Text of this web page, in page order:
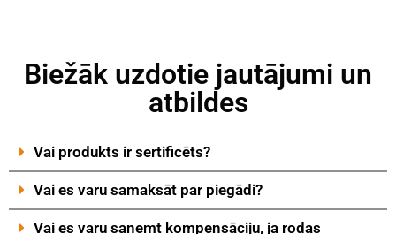
Biežāk uzdotie jautājumi un
atbildes
Vai produkts ir sertificēts?
Vai es varu samaksāt par piegādi?
Vai es varu saņemt kompensāciju, ja rodas